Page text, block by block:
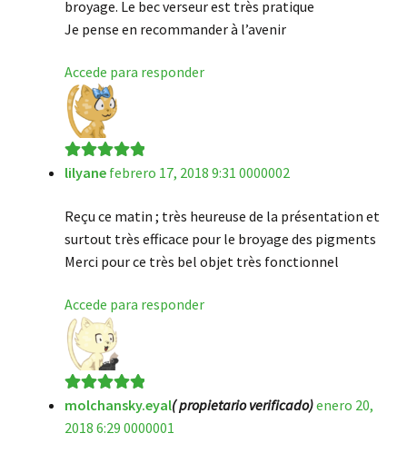
broyage. Le bec verseur est très pratique
Je pense en recommander à l’avenir
Accede para responder
Valorado en5
lilyane febrero 17, 2018 9:31 0000002
Reçu ce matin ; très heureuse de la présentation et
surtout très efficace pour le broyage des pigments
Merci pour ce très bel objet très fonctionnel
Accede para responder
Valorado en5
de 5
molchansky.eyal( propietario verificado)enero 20,
2018 6:29 0000001